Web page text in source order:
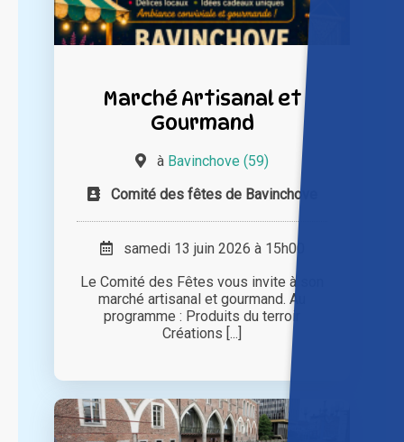
Marché Artisanal et
Gourmand
à Bavinchove (59)
Comité des fêtes de Bavinchove
samedi 13 juin 2026 à 15h00
Le Comité des Fêtes vous invite à son
marché artisanal et gourmand. Au
programme : Produits du terroir
Créations [...]